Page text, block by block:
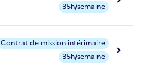
35h/semaine
Contrat de mission intérimaire
35h/semaine